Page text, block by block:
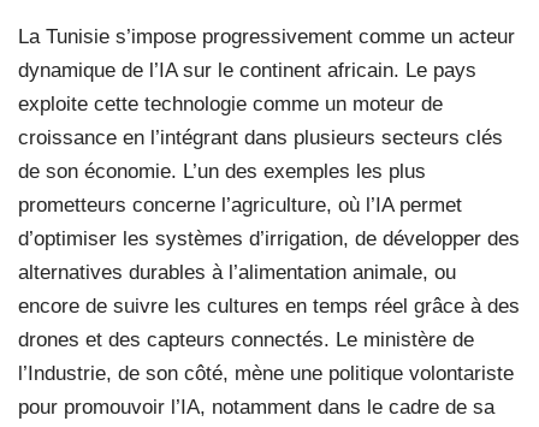
La Tunisie s’impose progressivement comme un acteur
dynamique de l’IA sur le continent africain. Le pays
exploite cette technologie comme un moteur de
croissance en l’intégrant dans plusieurs secteurs clés
de son économie. L’un des exemples les plus
prometteurs concerne l’agriculture, où l’IA permet
d’optimiser les systèmes d’irrigation, de développer des
alternatives durables à l’alimentation animale, ou
encore de suivre les cultures en temps réel grâce à des
drones et des capteurs connectés. Le ministère de
l’Industrie, de son côté, mène une politique volontariste
pour promouvoir l’IA, notamment dans le cadre de sa